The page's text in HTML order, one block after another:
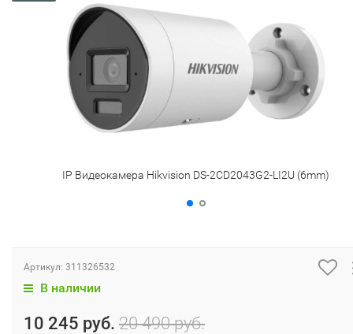
IP Видеокамера Hikvision DS-2CD2043G2-LI2U (6mm)
Артикул: 311326532
В наличии
10 245 руб. 20 490 руб.